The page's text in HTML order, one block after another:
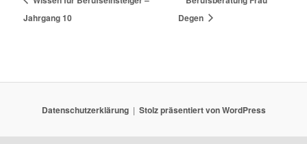
Jahrgang 10
Degen
Datenschutzerklärung Stolz präsentiert von WordPress